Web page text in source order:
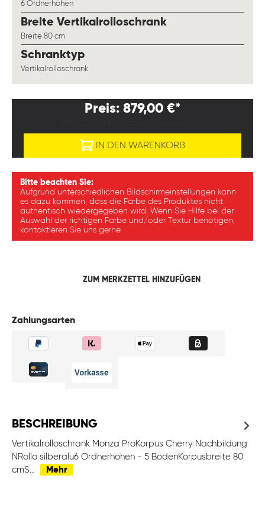
6 Ordnerhöhen
Breite Vertikalrolloschrankauswählen
Breite 80 cm
Schranktypauswählen
Vertikalrolloschrank
Preis: 879,00 €*
IN DEN WARENKORB
Bitte beachten Sie:
Aufgrund unterschiedlichen Bildschirmeinstellungen kann
es dazu kommen, dass die Farbe des Produktes nicht
authentisch wiedergegeben wird. Wenn Sie Hilfe bei der
Auswahl der richtigen Farbe und/oder Textur benötigen,
kontaktieren Sie uns gerne.
ZUM MERKZETTEL HINZUFÜGEN
Zahlungsarten
BESCHREIBUNG
Vertikalrolloschrank Monza ProKorpus Cherry Nachbildung
NRollo silberalu6 Ordnerhöhen - 5 BödenKorpusbreite 80
cmS…
Mehr